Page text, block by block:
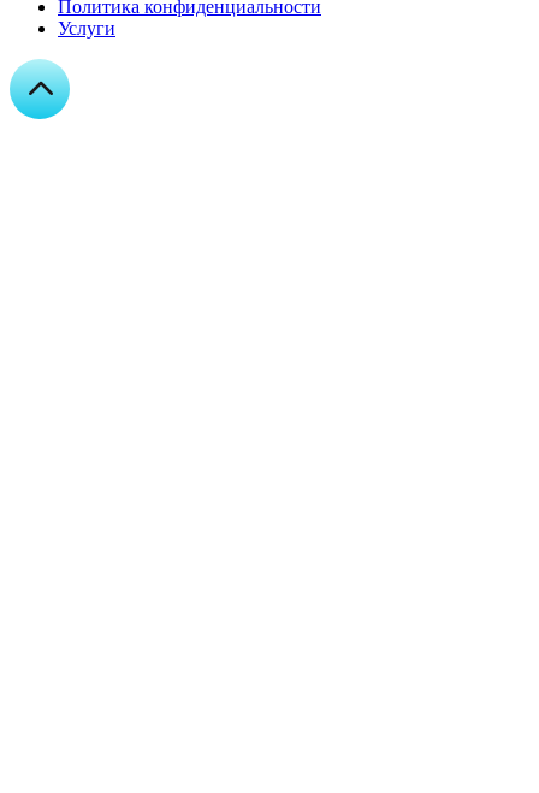
Политика конфиденциальности
Услуги